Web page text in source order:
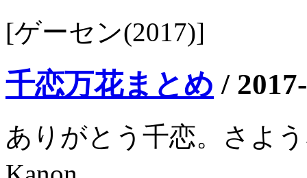
[ゲーセン(2017)]
千恋万花まとめ /
ありがとう千恋。さよ